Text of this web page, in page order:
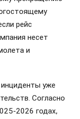
рейс
несет
и
уже
Согласно
2026 годах,